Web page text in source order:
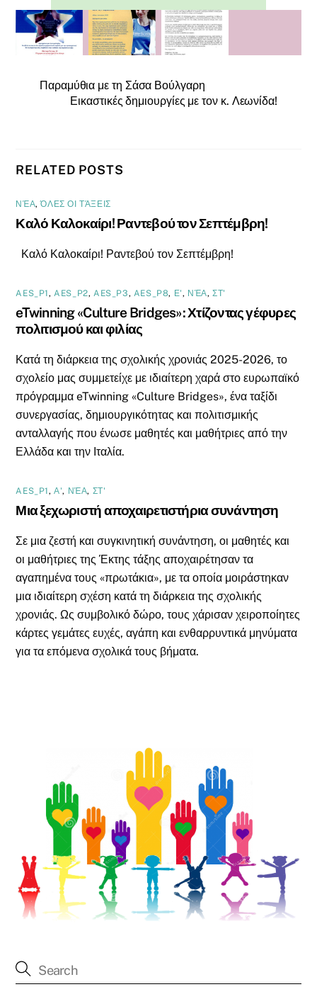
Παραμύθια με τη Σάσα Βούλγαρη
Εικαστικές δημιουργίες με τον κ. Λεωνίδα!
RELATED POSTS
ΝΈΑ,ΌΛΕΣ ΟΙ ΤΆΞΕΙΣ
Καλό Καλοκαίρι! Ραντεβού τον Σεπτέμβρη!
Καλό Καλοκαίρι! Ραντεβού τον Σεπτέμβρη!
AES_P1, AES_P2, AES_P3, AES_P8, Ε', ΝΈΑ,ΣΤ'
eTwinning «Culture Bridges»: Χτίζοντας γέφυρες
πολιτισμού και φιλίας
Κατά τη διάρκεια της σχολικής χρονιάς 2025-2026, το
σχολείο μας συμμετείχε με ιδιαίτερη χαρά στο ευρωπαϊκό
πρόγραμμα eTwinning «Culture Bridges», ένα ταξίδι
συνεργασίας, δημιουργικότητας και πολιτισμικής
ανταλλαγής που ένωσε μαθητές και μαθήτριες από την
Ελλάδα και την Ιταλία.
AES_P1,Α', ΝΈΑ, ΣΤ'
Μια ξεχωριστή αποχαιρετιστήρια συνάντηση
Σε μια ζεστή και συγκινητική συνάντηση, οι μαθητές και
οι μαθήτριες της Έκτης τάξης αποχαιρέτησαν τα
αγαπημένα τους «πρωτάκια», με τα οποία μοιράστηκαν
μια ιδιαίτερη σχέση κατά τη διάρκεια της σχολικής
χρονιάς. Ως συμβολικό δώρο, τους χάρισαν χειροποίητες
κάρτες γεμάτες ευχές, αγάπη και ενθαρρυντικά μηνύματα
για τα επόμενα σχολικά τους βήματα.